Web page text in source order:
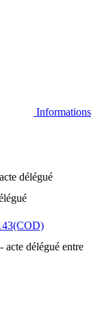
Informations
délégué
acte délégué entre